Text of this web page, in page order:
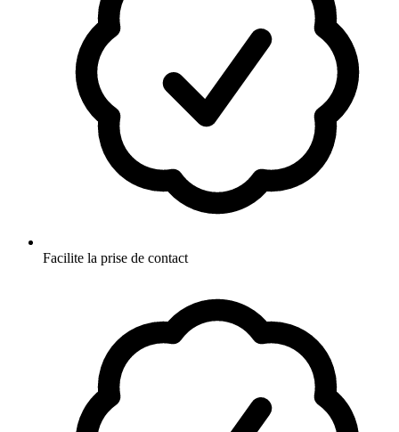
Facilite la prise de contact